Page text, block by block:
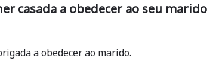
casada a obedecer ao seu marido
a obedecer ao marido.